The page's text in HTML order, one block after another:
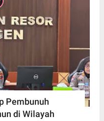
Pembunuh
di Wilayah